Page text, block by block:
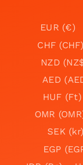
EUR (€)
CHF (CHF)
NZD
AED
HUF (Ft)
OMR
SEK (kr)
EGP